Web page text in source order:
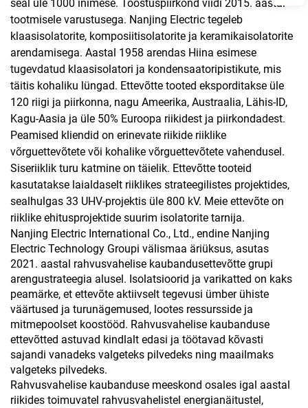
seal üle 1000 inimese. Tööstuspiirkond viidi 2015. aastal
tootmisele varustusega. Nanjing Electric tegeleb
klaasisolatorite, komposiitisolatorite ja keramikaisolatorite
arendamisega. Aastal 1958 arendas Hiina esimese
tugevdatud klaasisolatori ja kondensaatoripistikute, mis
täitis kohaliku lüngad. Ettevõtte tooted eksporditakse üle
120 riigi ja piirkonna, nagu Ameerika, Austraalia, Lähis-ID,
Kagu-Aasia ja üle 50% Euroopa riikidest ja piirkondadest.
Peamised kliendid on erinevate riikide riiklike
võrguettevõtete või kohalike võrguettevõtete vahendusel.
Siseriiklik turu katmine on täielik. Ettevõtte tooteid
kasutatakse laialdaselt riiklikes strateegilistes projektides,
sealhulgas 33 UHV-projektis üle 800 kV. Meie ettevõte on
riiklike ehitusprojektide suurim isolatorite tarnija.
Nanjing Electric International Co., Ltd., endine Nanjing
Electric Technology Groupi välismaa äriüksus, asutas
2021. aastal rahvusvahelise kaubandusettevõtte grupi
arengustrateegia alusel. Isolatsioorid ja varikatted on kaks
peamärke, et ettevõte aktiivselt tegevusi ümber ühiste
väärtused ja turunägemused, lootes ressursside ja
mitmepoolset koostööd. Rahvusvahelise kaubanduse
ettevõtted astuvad kindlalt edasi ja töötavad kõvasti
sajandi vanadeks valgeteks pilvedeks ning maailmaks
valgeteks pilvedeks.
Rahvusvahelise kaubanduse meeskond osales igal aastal
riikides toimuvatel rahvusvahelistel energianäitustel,